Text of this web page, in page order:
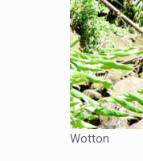
Wotton